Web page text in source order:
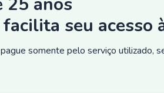
seu acesso
somente pelo serviço utilizado,